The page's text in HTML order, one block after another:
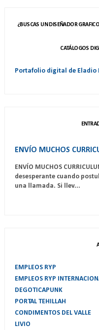
¿BUSCAS UN DISEÑADOR
CATÁLOGOS
Portafolio digital de Eladio
ENVÍO MUCHOS
ENVÍO MUCHOS
desesperante cuando
una llamada. Si llev...
EMPLEOS RYP
EMPLEOS RYP
DEGOTICAPUNK
PORTAL TEHILLAH
CONDIMENTOS DEL VALLE
LIVIO